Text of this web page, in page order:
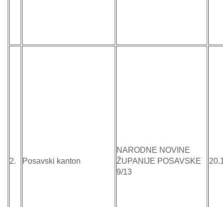
2. Posavski kanton
NARODNE NOVINE
ŽUPANIJE POSAVSKE
9/13